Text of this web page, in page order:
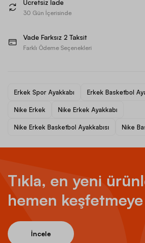
Ücretsiz İade
30 Gün İçerisinde
Vade Farksız 2 Taksit
Farklı Ödeme Seçenekleri
Erkek Spor Ayakkabı Erkek Basketbol
Nike Erkek Nike Erkek Ayakkabı
Nike Erkek Basketbol Ayakkabısı Nike
Tıkla, en yeni
hemen
İncele